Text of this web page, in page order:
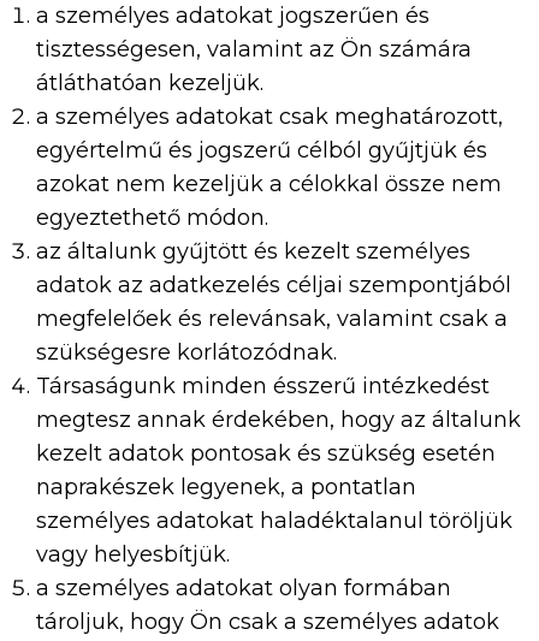
a személyes adatokat jogszerűen és
tisztességesen, valamint az Ön számára
átláthatóan kezeljük.
a személyes adatokat csak meghatározott,
egyértelmű és jogszerű célból gyűjtjük és
azokat nem kezeljük a célokkal össze nem
egyeztethető módon.
az általunk gyűjtött és kezelt személyes
adatok az adatkezelés céljai szempontjából
megfelelőek és relevánsak, valamint csak a
szükségesre korlátozódnak.
Társaságunk minden ésszerű intézkedést
megtesz annak érdekében, hogy az általunk
kezelt adatok pontosak és szükség esetén
naprakészek legyenek, a pontatlan
személyes adatokat haladéktalanul töröljük
vagy helyesbítjük.
a személyes adatokat olyan formában
tároljuk, hogy Ön csak a személyes adatok